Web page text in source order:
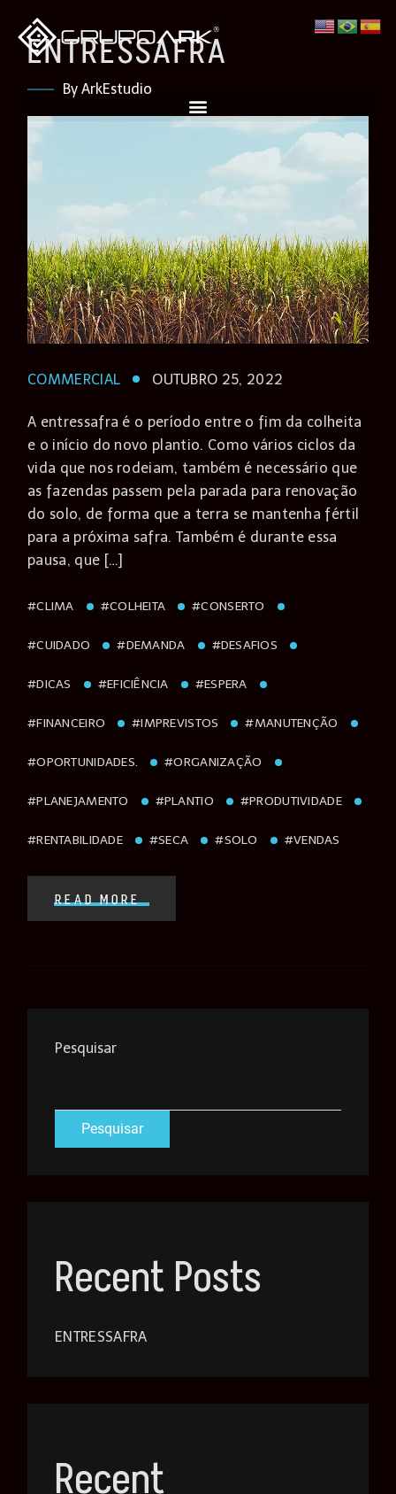
ENTRESSAFRA
By ArkEstudio
COMMERCIAL OUTUBRO 25, 2022
A entressafra é o período entre o fim da colheita
e o início do novo plantio. Como vários ciclos da
vida que nos rodeiam, também é necessário que
as fazendas passem pela parada para renovação
do solo, de forma que a terra se mantenha fértil
para a próxima safra. Também é durante essa
pausa, que […]
#CLIMA #COLHEITA #CONSERTO
#CUIDADO #DEMANDA #DESAFIOS
#DICAS #EFICIÊNCIA #ESPERA
#FINANCEIRO #IMPREVISTOS #MANUTENÇÃO
#OPORTUNIDADES. #ORGANIZAÇÃO
#PLANEJAMENTO #PLANTIO #PRODUTIVIDADE
#RENTABILIDADE #SECA #SOLO #VENDAS
READ MORE
Pesquisar
Pesquisar
Recent Posts
ENTRESSAFRA
Recent